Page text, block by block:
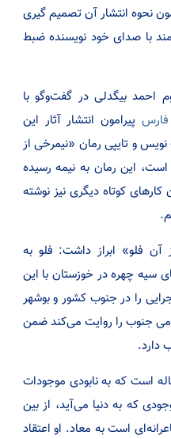
نحوه انتشار آن تصمیم گیری
با صدای خود نویسنده ضبط
احمد بیگدلی در گفت‌‌وگو با
فارسپیرامون انتشار آثار این
و تایپی رمان «نیمرخی از
این رمان به نیمه رسیده
کارهای کوتاه دیگری نیز نوشته
آن فلو» ابراز داشت: فلو به
چهره در خوزستان با این
را در جنوب کشور و بوشهر
جنوب را روایت می‌کند ضمن
دارد.
رمان «فلو» نوجوانی 12 ساله است که به نابودی موجودات
که به دنیا می‌آید،‌ از بین
است به معاد‌. او اعتقاد